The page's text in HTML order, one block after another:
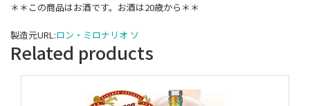
＊＊この商品はお酒です。お酒は20歳から＊＊
製造元URL:ロン・ミロナリオ ソ
Related products